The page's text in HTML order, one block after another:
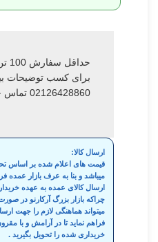
حداقل سفارش 100 تن
برای کسب توضیحات
02126428860 تماس حاصل فرمایید
ارسال کالا:
قیمت های اعلام شده بر اساس
میباشد و بنا به عرف بازار
ارسال کالای عمده به عهده خریدار
چراکه بازار بزرگ آرکارنو در
میتواند هماهنگی لازم را جهت
فراهم نماید تا در آرامش و با
خریداری شده را تحویل بگیرید .